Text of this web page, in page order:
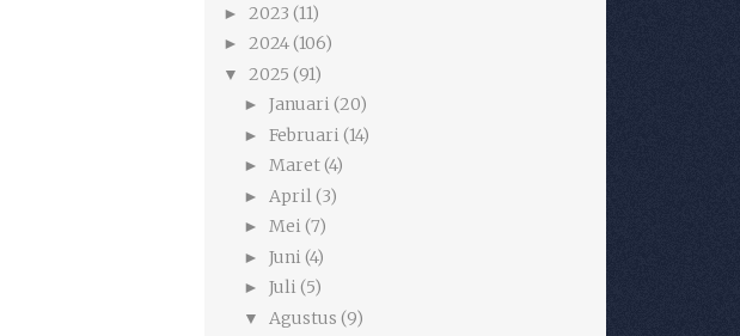
► 2023 (11)
► 2024(106)
▼ 2025 (91)
► Januari (20)
► Februari (14)
► Maret(4)
► April(3)
► Mei (7)
► Juni (4)
► Juli (5)
▼ Agustus (9)